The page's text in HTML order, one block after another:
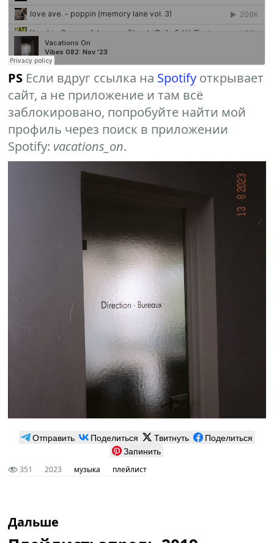
PS Если вдруг ссылка на Spotify открывает
сайт, а не приложение и там всё
заблокировано, попробуйте найти мой
профиль через поиск в приложении
Spotify: vacations_on.
Отправить Поделиться Твитнуть
Поделиться
Запинить
351 2023 музыка плейлист
Дальше